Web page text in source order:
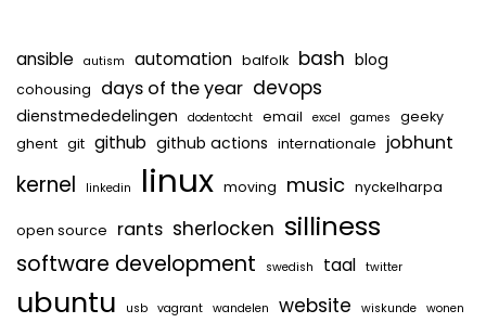
ansible autism automation balfolk bash blog
cohousing days of the year devops
dienstmededelingen dodentocht email excel games
geeky
ghent git github github actions internationale jobhunt
kernel linkedin linux moving music nyckelharpa
open source rants sherlocken silliness
software development swedish taal twitter
ubuntu usb vagrant wandelen website wiskunde wonen